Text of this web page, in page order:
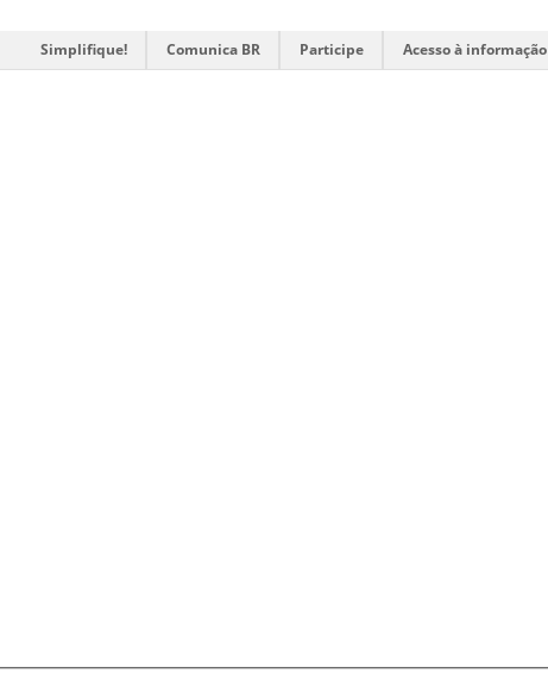
Simplifique! Comunica BR Participe Acesso à informação